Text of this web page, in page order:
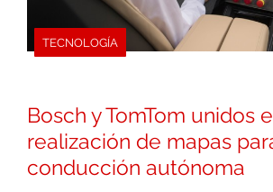
TECNOLOGÍA
Bosch y TomTom unidos
realización de mapas
conducción autónoma